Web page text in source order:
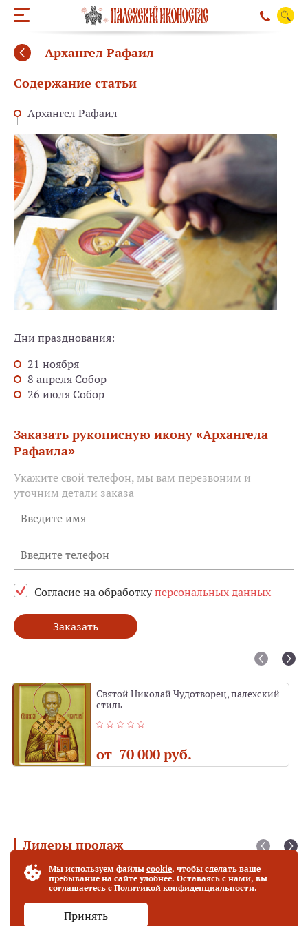
ОБРАТНЫЙ
Архангел Рафаил
Содержание статьи
Архангел Рафаил
Дни празднования:
21 ноября
8 апреля Собор
26 июля Собор
Заказать рукописную икону «Архангела
Рафаила»
Укажите свой телефон, мы вам перезвоним и
уточним детали заказа
Согласие на обработкуперсональных данных
Заказать
Святой Николай Чудотворец, палехский
стиль
от 70 000 руб.
Лидеры продаж
Хит продаж Богородица "Фёдоровская" (27 х 31 см)
Мы используем файлы cookie, чтобы сделать ваше
пребывание на сайте удобнее. Оставаясь с нами, вы
соглашаетесь с Политикой конфиденциальности.
Принять